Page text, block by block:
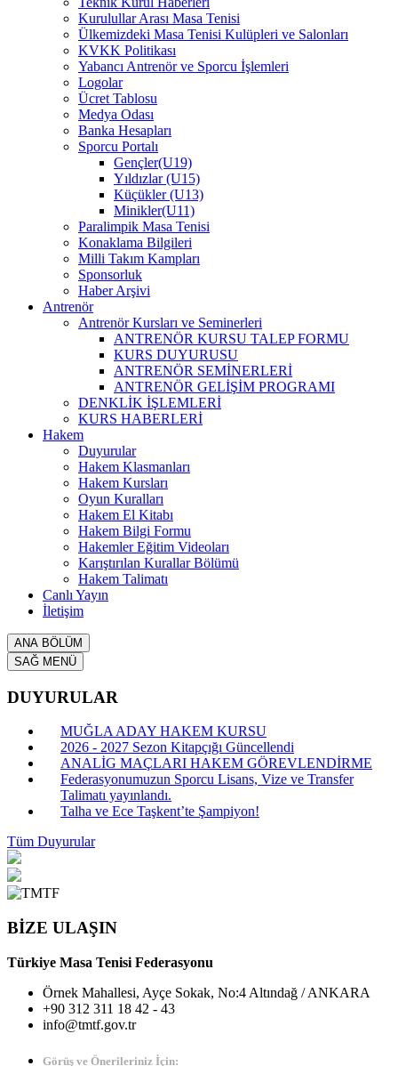
Kurulullar Arası Masa Tenisi
Ülkemizdeki Masa Tenisi Kulüpleri ve Salonları
KVKK Politikası
Yabancı Antrenör ve Sporcu İşlemleri
Logolar
Ücret Tablosu
Medya Odası
Banka Hesapları
Sporcu Portalı
Gençler(U19)
Yıldızlar (U15)
Küçükler (U13)
Minikler(U11)
Paralimpik Masa Tenisi
Konaklama Bilgileri
Milli Takım Kampları
Sponsorluk
Haber Arşivi
Antrenör
Antrenör Kursları ve Seminerleri
ANTRENÖR KURSU TALEP FORMU
KURS DUYURUSU
ANTRENÖR SEMİNERLERİ
ANTRENÖR GELİŞİM PROGRAMI
DENKLİK İŞLEMLERİ
KURS HABERLERİ
Hakem
Duyurular
Hakem Klasmanları
Hakem Kursları
Oyun Kuralları
Hakem El Kitabı
Hakem Bilgi Formu
Hakemler Eğitim Videoları
Karıştırılan Kurallar Bölümü
Hakem Talimatı
Canlı Yayın
İletişim
ANA BÖLÜM
SAĞ MENÜ
DUYURULAR
MUĞLA ADAY HAKEM KURSU
2026 - 2027 Sezon Kitapçığı Güncellendi
ANALİG MAÇLARI HAKEM GÖREVLENDİRME
Federasyonumuzun Sporcu Lisans, Vize ve Transfer
Talimatı yayınlandı.
Talha ve Ece Taşkent’te Şampiyon!
Tüm Duyurular
BİZE ULAŞIN
Türkiye Masa Tenisi Federasyonu
Örnek Mahallesi, Ayçe Sokak, No:4 Altındağ / ANKARA
+90 312 311 18 42 - 43
info@tmtf.gov.tr
Görüş ve Önerileriniz İçin: